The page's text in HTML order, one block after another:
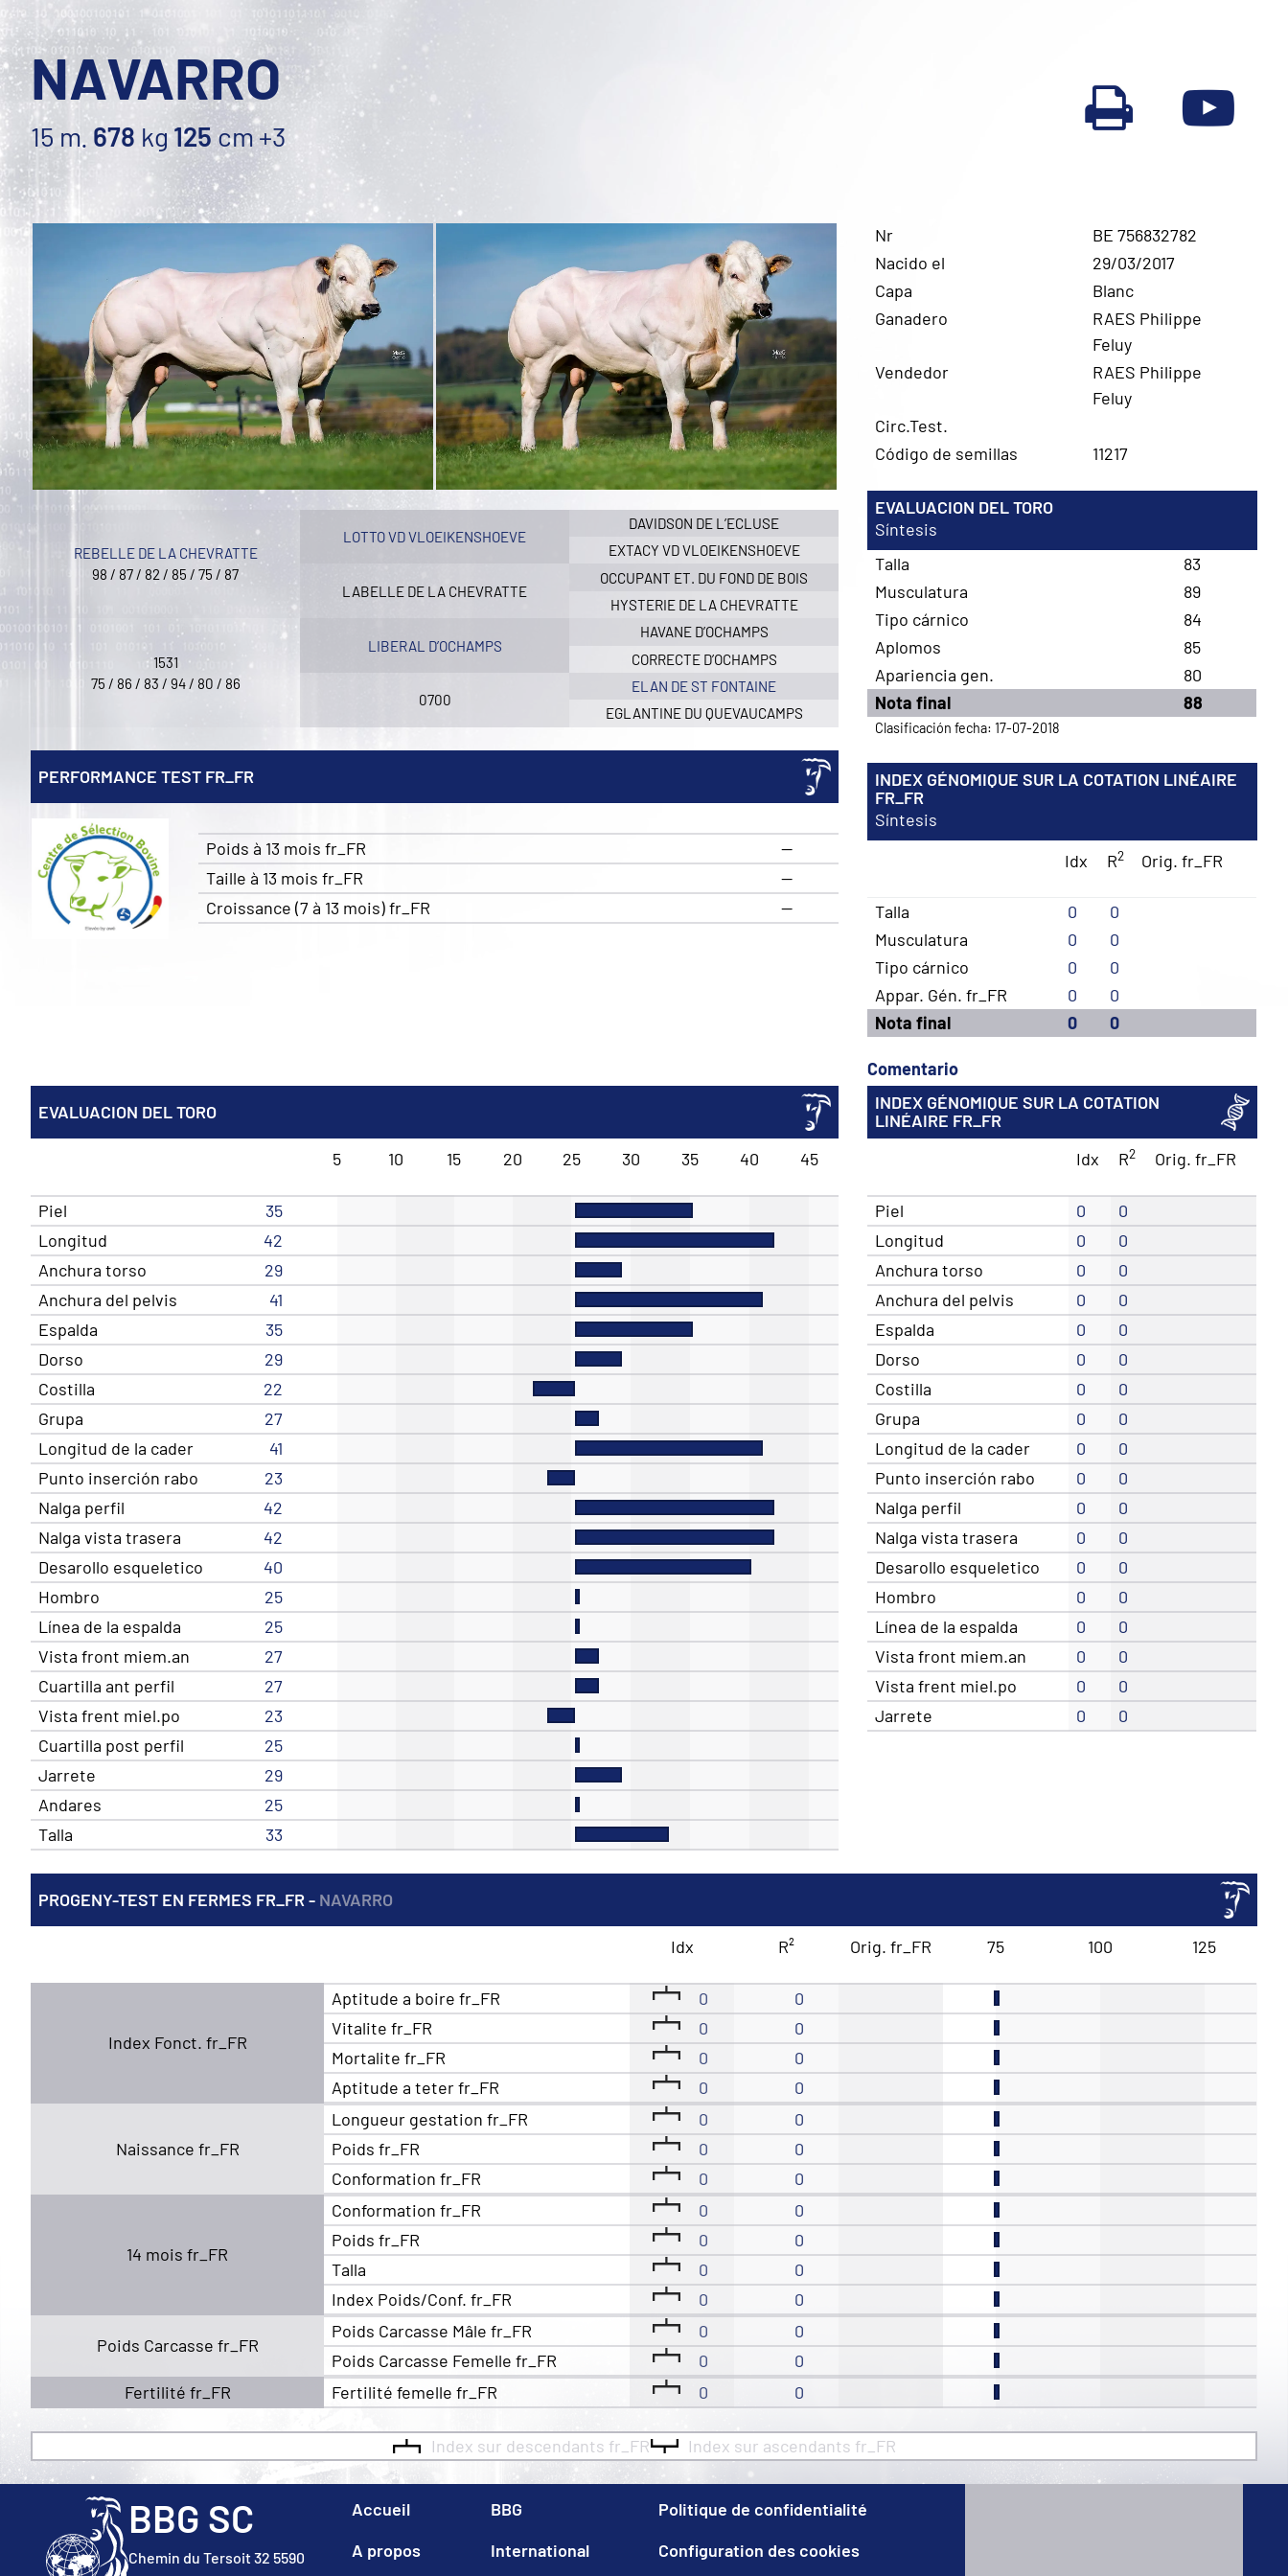
NAVARRO
15 m. 678 kg125cm+3
REBELLE DE LA CHEVRATTE
98 / 87 / 82 / 85 / 75 / 87
LOTTO VD VLOEIKENSHOEVE
LABELLE DE LA CHEVRATTE
DAVIDSON DE L’ECLUSE
EXTACY VD VLOEIKENSHOEVE
OCCUPANT ET. DU FOND DE BOIS
HYSTERIE DE LA CHEVRATTE
1531
75 / 86 / 83 / 94 / 80 / 86
LIBERAL D’OCHAMPS
0700
HAVANE D’OCHAMPS
CORRECTE D’OCHAMPS
ELAN DE ST FONTAINE
EGLANTINE DU QUEVAUCAMPS
PERFORMANCE TEST FR_FR
Poids à 13 mois fr_FR
—
Taille à 13 mois fr_FR
—
Croissance (7 à 13 mois) fr_FR
—
Nr
BE 756832782
Nacido el
29/03/2017
Capa
Blanc
Ganadero
RAES Philippe
Feluy
Vendedor
RAES Philippe
Feluy
Circ.Test.
Código de semillas
11217
EVALUACION DEL TORO
Síntesis
Talla
83
Musculatura
89
Tipo cárnico
84
Aplomos
85
Apariencia gen.
80
Nota final
88
Clasificación fecha: 17-07-2018
INDEX GÉNOMIQUE SUR LA COTATION LINÉAIRE
FR_FR
Síntesis
Idx
R2 Orig. fr_FR
Talla 0
0
Musculatura
0
0
Tipo cárnico
0
0
Appar. Gén. fr_FR
0
0
Nota final
0 0
Comentario
EVALUACION DEL TORO
5 10 15 20 25 30 35 40 45
Piel
35
Longitud
42
Anchura torso
29
Anchura del pelvis
41
Espalda
35
Dorso
29
Costilla
22
Grupa
27
Longitud de la cader
41
Punto inserción rabo
23
Nalga perfil
42
Nalga vista trasera
42
Desarollo esqueletico
40
Hombro
25
Línea de la espalda
25
Vista front miem.an
27
Cuartilla ant perfil
27
Vista frent miel.po
23
Cuartilla post perfil
25
Jarrete
29
Andares
25
Talla
33
INDEX GÉNOMIQUE SUR LA COTATION
LINÉAIRE FR_FR
Idx
R2 Orig. fr_FR
Piel 0
0
Longitud
0
0
Anchura torso
0
0
Anchura del pelvis
0
0
Espalda
0
0
Dorso
0
0
Costilla
0
0
Grupa
0
0
Longitud de la cader
0
0
Punto inserción rabo
0
0
Nalga perfil
0
0
Nalga vista trasera
0
0
Desarollo esqueletico
0
0
Hombro
0
0
Línea de la espalda
0
0
Vista front miem.an
0
0
Vista frent miel.po
0
0
Jarrete
0 0
PROGENY-TEST EN FERMES FR_FR - NAVARRO
Idx R² Orig. fr_FR 75 100 125
Index Fonct. fr_FR
Aptitude a boire fr_FR 0
0
Vitalite fr_FR
0
0
Mortalite fr_FR
0
0
Aptitude a teter fr_FR
0 0
Naissance fr_FR
Longueur gestation fr_FR 0
0
Poids fr_FR
0
0
Conformation fr_FR
0 0
14 mois fr_FR
Conformation fr_FR 0
0
Poids fr_FR
0
0
Talla
0
0
Index Poids/Conf. fr_FR
0 0
Poids Carcasse fr_FR
Poids Carcasse Mâle fr_FR 0
0
Poids Carcasse Femelle fr_FR
0
0
Fertilité fr_FR
Fertilité femelle fr_FR 0 0
Index sur descendants fr_FR Index sur ascendants fr_FR
BBG SC
Chemin du Tersoit 32 5590
Accueil
A propos
BBG
International
Politique de confidentialité
Configuration des cookies